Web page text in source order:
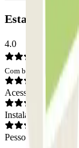
4.0
Com base em 277
Acesso
Instalações
Pessoal